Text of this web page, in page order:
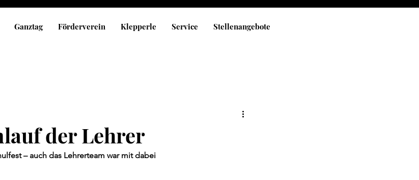
Ganztag Förderverein Klepperle Service Stellenangebote
der Lehrer
– auch das Lehrerteam war mit dabei